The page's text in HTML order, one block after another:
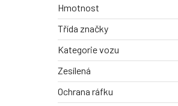
Hmotnost
Třída značky
Kategorie vozu
Zesílená
Ochrana ráfku